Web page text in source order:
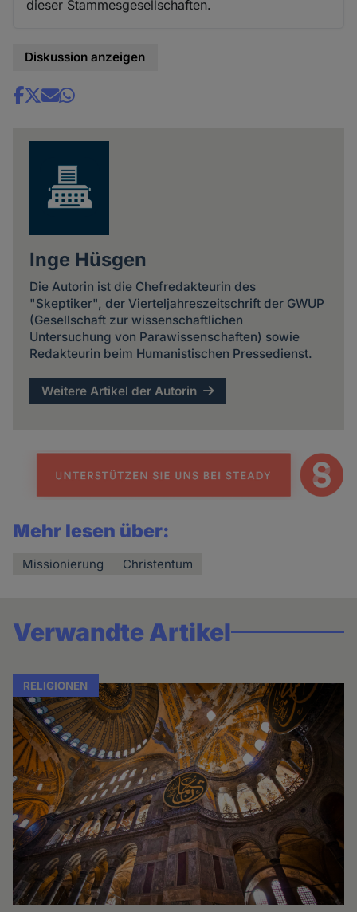
dieser Stammesgesellschaften.
Diskussion anzeigen
Share
Inge Hüsgen
Die Autorin ist die Chefredakteurin des
"Skeptiker", der Vierteljahreszeitschrift der GWUP
(Gesellschaft zur wissenschaftlichen
Untersuchung von Parawissenschaften) sowie
Redakteurin beim Humanistischen Pressedienst.
Weitere Artikel der Autorin
Mehr lesen über:
Missionierung Christentum
Verwandte Artikel
RELIGIONEN